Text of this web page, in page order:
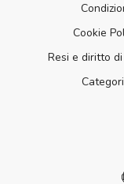
Cookie
Resi e diritto